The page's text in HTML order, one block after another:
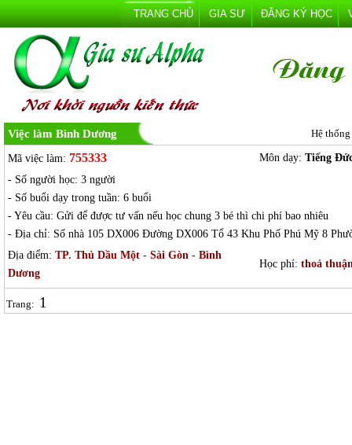
TRANG CHỦ GIA SƯ ĐĂNG KÝ HỌC
Việc làm Bình Dương Hệ
Mã việc làm: 755333 Môn dạy: Tiếng
- Số người học: 3 người
- Số buổi dạy trong tuần: 6 buổi
- Yêu cầu: Gửi để được tư vấn nếu học chung 3 bé thì chi phí bao nhiêu
- Địa chỉ: Số nhà 105 DX006 Đường DX006 Tổ 43 Khu Phố Phú Mỹ 8
Địa điểm: TP. Thủ Dầu Một - Sài Gòn - Bình
Dương
Học phí: thoả
Trang: 1